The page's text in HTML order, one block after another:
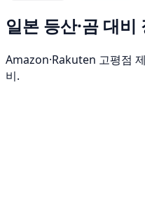
일본 등산·곰 대비
Amazon·Rakuten 고평점
비.